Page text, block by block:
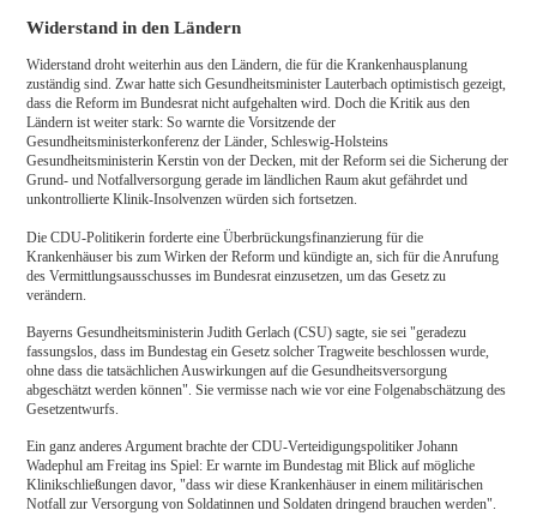
Widerstand in den Ländern
Widerstand droht weiterhin aus den Ländern, die für die Krankenhausplanung
zuständig sind. Zwar hatte sich Gesundheitsminister Lauterbach optimistisch gezeigt,
dass die Reform im Bundesrat nicht aufgehalten wird. Doch die Kritik aus den
Ländern ist weiter stark: So warnte die Vorsitzende der
Gesundheitsministerkonferenz der Länder, Schleswig-Holsteins
Gesundheitsministerin Kerstin von der Decken, mit der Reform sei die Sicherung der
Grund- und Notfallversorgung gerade im ländlichen Raum akut gefährdet und
unkontrollierte Klinik-Insolvenzen würden sich fortsetzen.
Die CDU-Politikerin forderte eine Überbrückungsfinanzierung für die
Krankenhäuser bis zum Wirken der Reform und kündigte an, sich für die Anrufung
des Vermittlungsausschusses im Bundesrat einzusetzen, um das Gesetz zu
verändern.
Bayerns Gesundheitsministerin Judith Gerlach (CSU) sagte, sie sei "geradezu
fassungslos, dass im Bundestag ein Gesetz solcher Tragweite beschlossen wurde,
ohne dass die tatsächlichen Auswirkungen auf die Gesundheitsversorgung
abgeschätzt werden können". Sie vermisse nach wie vor eine Folgenabschätzung des
Gesetzentwurfs.
Ein ganz anderes Argument brachte der CDU-Verteidigungspolitiker Johann
Wadephul am Freitag ins Spiel: Er warnte im Bundestag mit Blick auf mögliche
Klinikschließungen davor, "dass wir diese Krankenhäuser in einem militärischen
Notfall zur Versorgung von Soldatinnen und Soldaten dringend brauchen werden".